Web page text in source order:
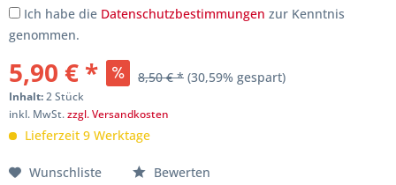
Ich habe die Datenschutzbestimmungen zur Kenntnis
genommen.
5,90 € * 8,50 € * (30,59% gespart)
Inhalt:2 Stück
inkl. MwSt.zzgl. Versandkosten
Lieferzeit 9 Werktage
Wunschliste Bewerten